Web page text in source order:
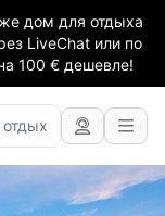
дом для отдыха
LiveChat или по
100 € дешевле!